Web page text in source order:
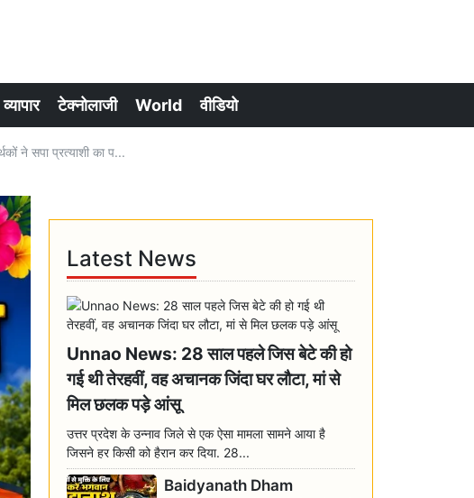
व्यापार टेक्नोलाजी World वीडियो
ने सपा प्रत्याशी का प...
Latest News
Unnao News: 28 साल पहले जिस बेटे की हो
गई थी तेरहवीं, वह अचानक जिंदा घर लौटा, मां से
मिल छलक पड़े आंसू
उत्तर प्रदेश के उन्नाव जिले से एक ऐसा मामला सामने आया है
जिसने हर किसी को हैरान कर दिया. 28...
Baidyanath Dham